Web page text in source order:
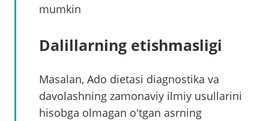
mumkin
Dalillarning etishmasligi
Masalan, Ado dietasi diagnostika va
davolashning zamonaviy ilmiy usullarini
hisobga olmagan o'tgan asrning